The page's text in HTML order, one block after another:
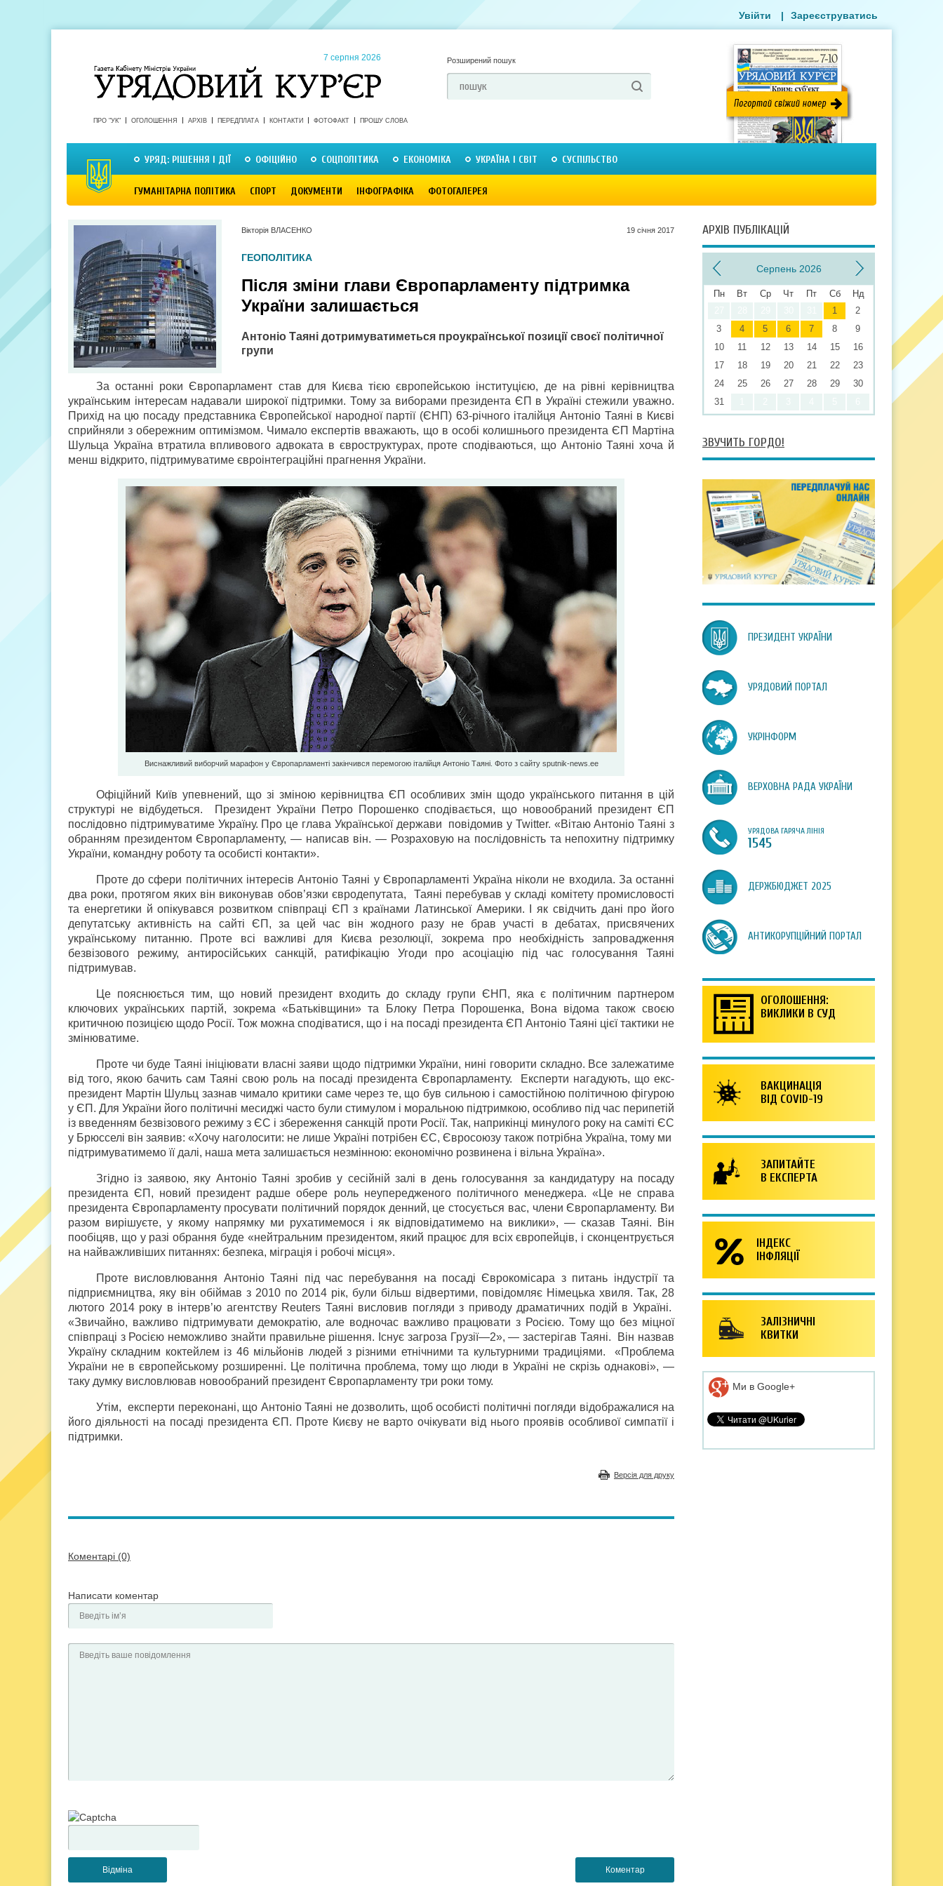
7 серпня 2026 Розширений пошук
ПРО "УК" ОГОЛОШЕННЯ АРХІВ ПЕРЕДПЛАТА КОНТАКТИ ФОТОФАКТ ПРОШУ СЛОВА
УРЯД: РІШЕННЯ І ДІЇ ОФІЦІЙНО СОЦПОЛІТИКА ЕКОНОМІКА УКРАЇНА І СВІТ СУСПІЛЬСТВО
ГУМАНІТАРНА ПОЛІТИКА СПОРТ ДОКУМЕНТИ ІНФОГРАФІКА ФОТОГАЛЕРЕЯ
Увійти | Зареєструватись
Вікторія ВЛАСЕНКО 19 сiчня 2017
ГЕОПОЛІТИКА
Після зміни глави Європарламенту підтримка
України залишається
Антоніо Таяні дотримуватиметься проукраїнської позиції своєї політичної
групи
За останні роки Європарламент став для Києва тією європейською інституцією, де на рівні керівництва
українським інтересам надавали широкої підтримки. Тому за виборами президента ЄП в Україні стежили уважно.
Прихід на цю посаду представника Європейської народної партії (ЄНП) 63-річного італійця Антоніо Таяні в Києві
сприйняли з обережним оптимізмом. Чимало експертів вважають, що в особі колишнього президента ЄП Мартіна
Шульца Україна втратила впливового адвоката в євроструктурах, проте сподіваються, що Антоніо Таяні хоча й
менш відкрито, підтримуватиме євроінтеграційні прагнення України.
Виснажливий виборчий марафон у Європарламенті закінчився перемогою італійця Антоніо Таяні. Фото з сайту sputnik-news.ee
Офіційний Київ упевнений, що зі зміною керівництва ЄП особливих змін щодо українського питання в цій
структурі не відбудеться. Президент України Петро Порошенко сподівається, що новообраний президент ЄП
послідовно підтримуватиме Україну. Про це глава Української держави повідомив у Twitter. «Вітаю Антоніо Таяні з
обранням президентом Європарламенту, — написав він. — Розраховую на послідовність та непохитну підтримку
України, командну роботу та особисті контакти».
Проте до сфери політичних інтересів Антоніо Таяні у Європарламенті Україна ніколи не входила. За останні
два роки, протягом яких він виконував обов’язки євродепутата, Таяні перебував у складі комітету промисловості
та енергетики й опікувався розвитком співпраці ЄП з країнами Латинської Америки. І як свідчить дані про його
депутатську активність на сайті ЄП, за цей час він жодного разу не брав участі в дебатах, присвячених
українському питанню. Проте всі важливі для Києва резолюції, зокрема про необхідність запровадження
безвізового режиму, антиросійських санкцій, ратифікацію Угоди про асоціацію під час голосування Таяні
підтримував.
Це пояснюється тим, що новий президент входить до складу групи ЄНП, яка є політичним партнером
ключових українських партій, зокрема «Батьківщини» та Блоку Петра Порошенка, Вона відома також своєю
критичною позицією щодо Росії. Тож можна сподіватися, що і на посаді президента ЄП Антоніо Таяні цієї тактики не
змінюватиме.
Проте чи буде Таяні ініціювати власні заяви щодо підтримки України, нині говорити складно. Все залежатиме
від того, якою бачить сам Таяні свою роль на посаді президента Європарламенту. Експерти нагадують, що екс-
президент Мартін Шульц зазнав чимало критики саме через те, що був сильною і самостійною політичною фігурою
у ЄП. Для України його політичні месиджі часто були стимулом і моральною підтримкою, особливо під час перипетій
із введенням безвізового режиму з ЄС і збереження санкцій проти Росії. Так, наприкінці минулого року на саміті ЄС
у Брюсселі він заявив: «Хочу наголосити: не лише Україні потрібен ЄС, Євросоюзу також потрібна Україна, тому ми
підтримуватимемо її далі, наша мета залишається незмінною: економічно розвинена і вільна Україна».
Згідно із заявою, яку Антоніо Таяні зробив у сесійній залі в день голосування за кандидатуру на посаду
президента ЄП, новий президент радше обере роль неупередженого політичного менеджера. «Це не справа
президента Європарламенту просувати політичний порядок денний, це стосується вас, члени Європарламенту. Ви
разом вирішуєте, у якому напрямку ми рухатимемося і як відповідатимемо на виклики», — сказав Таяні. Він
пообіцяв, що у разі обрання буде «нейтральним президентом, який працює для всіх європейців, і сконцентрується
на найважливіших питаннях: безпека, міграція і робочі місця».
Проте висловлювання Антоніо Таяні під час перебування на посаді Єврокомісара з питань індустрії та
підприємництва, яку він обіймав з 2010 по 2014 рік, були більш відвертими, повідомляє Німецька хвиля. Так, 28
лютого 2014 року в інтерв’ю агентству Reuters Таяні висловив погляди з приводу драматичних подій в Україні.
«Звичайно, важливо підтримувати демократію, але водночас важливо працювати з Росією. Тому що без міцної
співпраці з Росією неможливо знайти правильне рішення. Існує загроза Грузії—2», — застерігав Таяні. Він назвав
Україну складним коктейлем із 46 мільйонів людей з різними етнічними та культурними традиціями. «Проблема
України не в європейському розширенні. Це політична проблема, тому що люди в Україні не скрізь однакові», —
таку думку висловлював новообраний президент Європарламенту три роки тому.
Утім, експерти переконані, що Антоніо Таяні не дозволить, щоб особисті політичні погляди відображалися на
його діяльності на посаді президента ЄП. Проте Києву не варто очікувати від нього проявів особливої симпатії і
підтримки.
Версія для друку
Коментарі (0)
Написати коментар
АРХІВ ПУБЛІКАЦІЙ
Серпень 2026
Пн Вт Ср Чт Пт Сб
Нд
1
2
3
4 5 6 7 8
9
10
11 12 13 14 15
16
17
18 19 20 21 22
23
24
25 26 27 28 29
30
31
ЗВУЧИТЬ ГОРДО!
ПРЕЗИДЕНТ УКРАЇНИ
УРЯДОВИЙ ПОРТАЛ
УКРІНФОРМ
ВЕРХОВНА РАДА УКРАЇНИ
УРЯДОВА ГАРЯЧА ЛІНІЯ
1545
ДЕРЖБЮДЖЕТ 2025
АНТИКОРУПЦІЙНИЙ ПОРТАЛ
ОГОЛОШЕННЯ:
ВИКЛИКИ В СУД
ВАКЦИНАЦІЯ
ВІД COVID-19
ЗАПИТАЙТЕ
В ЕКСПЕРТА
ІНДЕКС
ІНФЛЯЦІЇ
ЗАЛІЗНИЧНІ
КВИТКИ
Ми в Google+